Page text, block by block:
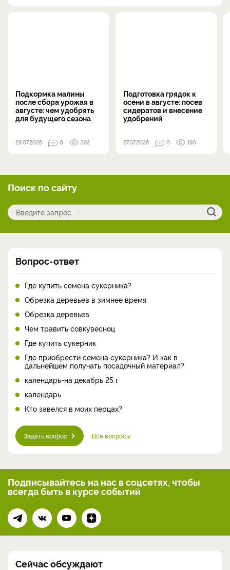
Подкормка малины
после сбора урожая в
августе: чем удобрять
для будущего сезона
29.07.2026 0 392
Подготовка грядок к
осени в августе: посев
сидератов и внесение
удобрений
27.07.2026 0 190
Поиск по сайту
Вопрос-ответ
Где купить семена сукерника?
Обрезка деревьев в зимнее время
Обрезка деревьев
Чем травить совкувесноц
Где купить сукерник
Где приобрести семена сукерника? И как в
дальнейшем получать посадочный материал?
календарь-на декабрь 25 г
календарь
Кто завелся в моих перцах?
Задать вопрос Все вопросы
Подписывайтесь на нас в соцсетях, чтобы
всегдабыть в курсе событий
Сейчас обсуждают